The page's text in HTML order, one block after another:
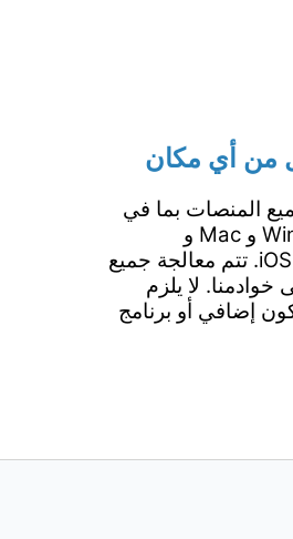
من أي مكان
المنصات بما في
ذلك Windows و Mac و
Android و iOS. تتم معالجة جميع
خوادمنا. لا يلزم
إضافي أو برنامج